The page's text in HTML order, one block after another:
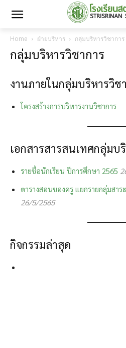
Home ฝ่ายบริหาร กลุ่มบริหารวิชาการ
กลุ่มบริหารวิชาการ
งานภายในกลุ่มบริหารวิช
โครงสร้างการบริหารงานวิชาการ
เอกสารสารสนเทศกลุ่มบ
รายชื่อนักเรียน ปีการศึกษา 2565
ตารางสอนของครู แยกรายกลุ่มสาร
26/5/2565
กิจกรรมล่าสุด